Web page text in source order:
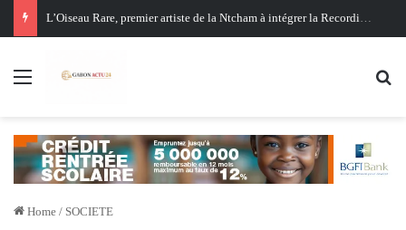
Oligui Nguema au Ghana : Libreville mise sur Accra pour renforcer sa stratégie diplomatique et économique
Menu
Home / SOCIETE